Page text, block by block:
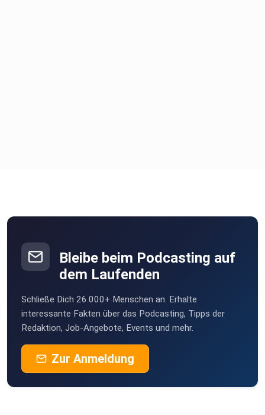
Bleibe beim Podcasting auf
dem Laufenden
Schließe Dich 26.000+ Menschen an. Erhalte
interessante Fakten über das Podcasting, Tipps der
Redaktion, Job-Angebote, Events und mehr.
Zur Anmeldung